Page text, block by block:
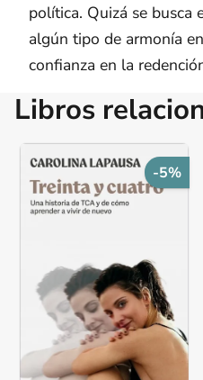
política. Quizá se busca
algún tipo de armonía
confianza en la
Libros
-5%